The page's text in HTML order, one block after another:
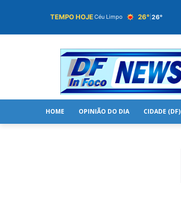
TEMPO HOJECéu Limpo 26° 26°
HOME OPINIÃO DO DIA CIDADE (DF)